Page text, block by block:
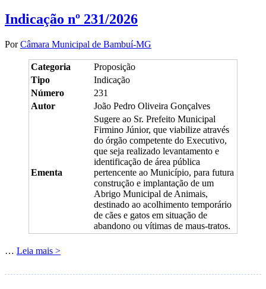
Indicação nº 231/2026
PorCâmara Municipal de Bambuí-MG
Categoria
Proposição
Tipo
Indicação
Número
231
Autor
João Pedro Oliveira Gonçalves
Ementa
Sugere ao Sr. Prefeito Municipal
Firmino Júnior, que viabilize através
do órgão competente do Executivo,
que seja realizado levantamento e
identificação de área pública
pertencente ao Município, para futura
construção e implantação de um
Abrigo Municipal de Animais,
destinado ao acolhimento temporário
de cães e gatos em situação de
abandono ou vítimas de maus-tratos.
… Leia mais >